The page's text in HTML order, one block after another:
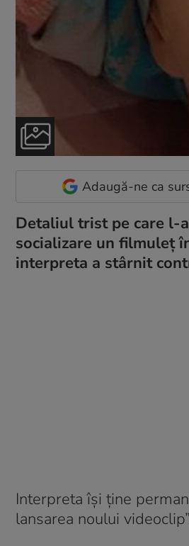
Adaugă-ne ca
Detaliul trist pe care l-
socializare un filmuleţ
interpreta a stârnit
Interpreta îşi ţine
lansarea noului